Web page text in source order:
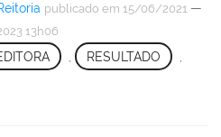
publicado em 15/06/2021 —
13h06
RESULTADO